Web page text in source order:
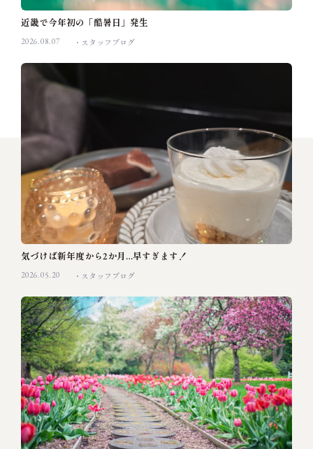
近畿で今年初の「酷暑日」発生
2026.08.07 スタッフブログ
気づけば新年度から2か月…早すぎます！
2026.05.20 スタッフブログ